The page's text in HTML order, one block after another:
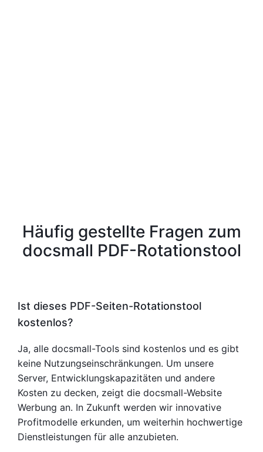
Häufig gestellte Fragen zum
docsmall PDF-Rotationstool
Ist dieses PDF-Seiten-Rotationstool
kostenlos?
Ja, alle docsmall-Tools sind kostenlos und es gibt
keine Nutzungseinschränkungen. Um unsere
Server, Entwicklungskapazitäten und andere
Kosten zu decken, zeigt die docsmall-Website
Werbung an. In Zukunft werden wir innovative
Profitmodelle erkunden, um weiterhin hochwertige
Dienstleistungen für alle anzubieten.